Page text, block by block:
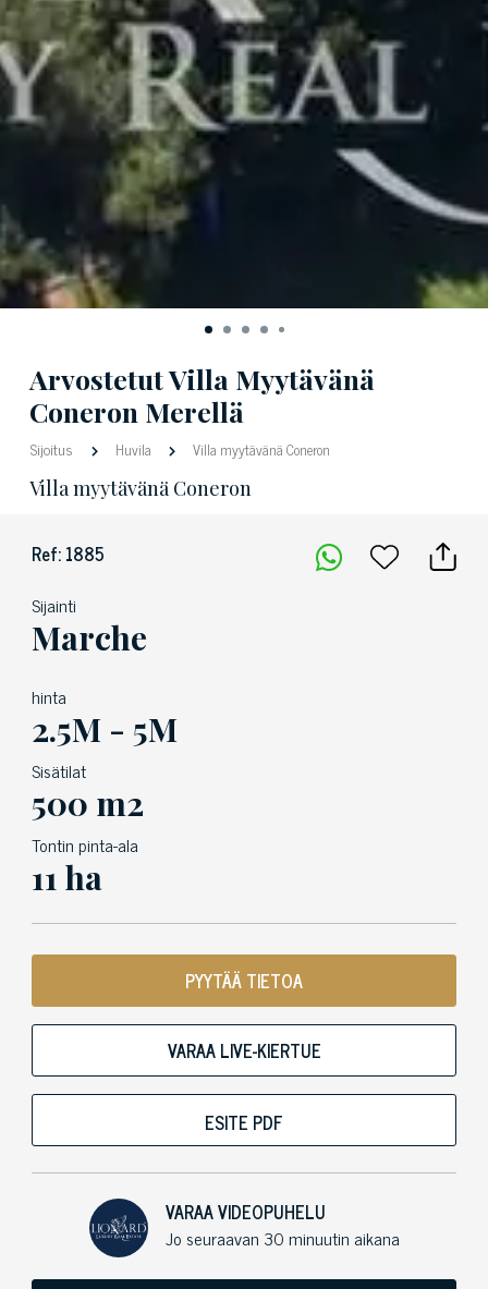
Arvostetut Villa Myytävänä
Coneron Merellä
Sijoitus Huvila Villa myytävänä Coneron
Villa myytävänä Coneron
Ref: 1885
Sijainti
Marche
hinta
2.5M - 5M
Sisätilat
500 m2
Tontin pinta-ala
11 ha
PYYTÄÄ TIETOA
VARAA LIVE-KIERTUE
ESITE PDF
VARAA VIDEOPUHELU
Jo seuraavan 30 minuutin aikana